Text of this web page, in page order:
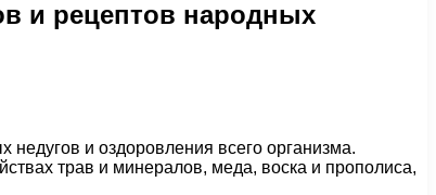
и рецептов народных
и оздоровления всего организма.
трав и минералов, меда, воска и прополиса,